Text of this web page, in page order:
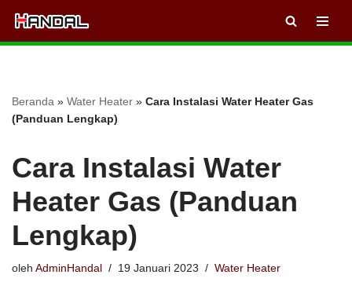
Lompat
Beranda » Water Heater » Cara Instalasi Water Heater Gas
(Panduan Lengkap)
Cara Instalasi Water
Heater Gas (Panduan
Lengkap)
oleh AdminHandal 19 Januari 2023 Water Heater